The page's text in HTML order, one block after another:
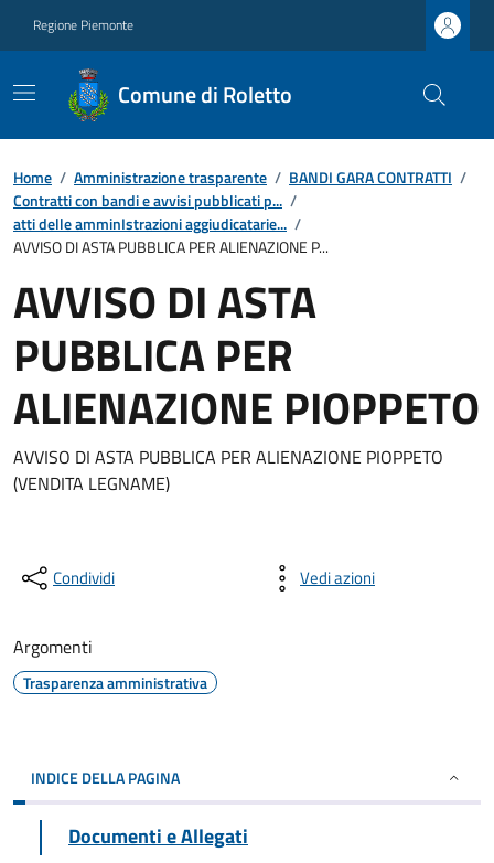
Regione Piemonte
Comune di Roletto
Home / Amministrazione trasparente / BANDI GARA CONTRATTI /
Contratti con bandi e avvisi pubblicati p... /
atti delle amminIstrazioni aggiudicatarie... /
AVVISO DI ASTA PUBBLICA PER ALIENAZIONE P...
AVVISO DI ASTA
PUBBLICA PER
ALIENAZIONE PIOPPETO
AVVISO DI ASTA PUBBLICA PER ALIENAZIONE PIOPPETO
(VENDITA LEGNAME)
Condividi Vedi azioni
Argomenti
Trasparenza amministrativa
INDICE DELLA PAGINA
Documenti e Allegati